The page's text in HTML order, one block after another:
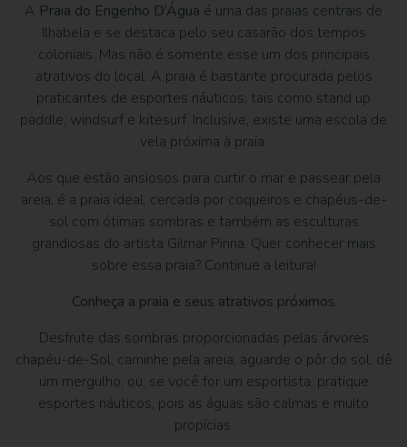
A Praia do Engenho D’Água é uma das praias centrais de
Ilhabela e se destaca pelo seu casarão dos tempos
coloniais. Mas não é somente esse um dos principais
atrativos do local. A praia é bastante procurada pelos
praticantes de esportes náuticos, tais como stand up
paddle, windsurf e kitesurf. Inclusive, existe uma escola de
vela próxima à praia.
Aos que estão ansiosos para curtir o mar e passear pela
areia, é a praia ideal, cercada por coqueiros e chapéus-de-
sol com ótimas sombras e também as esculturas
grandiosas do artista Gilmar Pinna. Quer conhecer mais
sobre essa praia? Continue a leitura!
Conheça a praia e seus atrativos próximos
Desfrute das sombras proporcionadas pelas árvores
chapéu-de-Sol, caminhe pela areia, aguarde o pôr do sol, dê
um mergulho, ou, se você for um esportista, pratique
esportes náuticos, pois as águas são calmas e muito
propícias.